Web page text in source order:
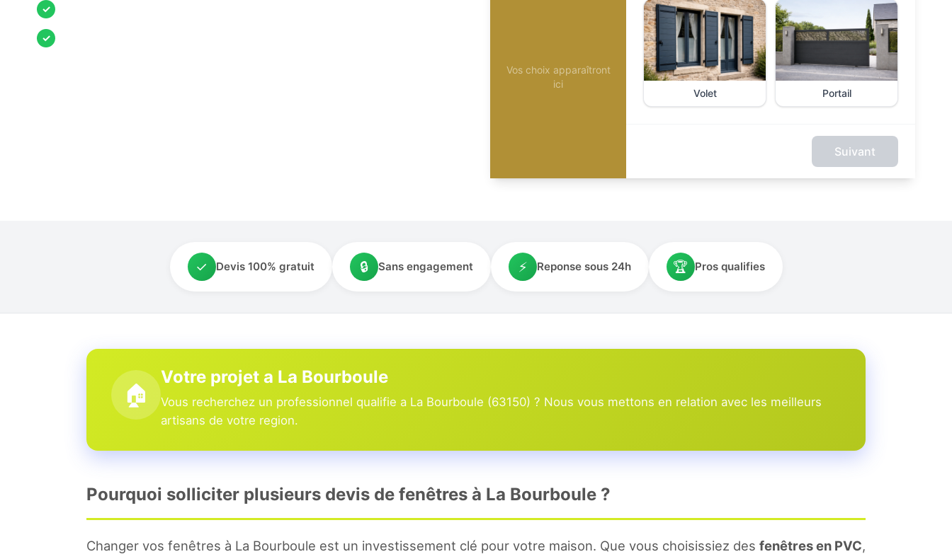
✓
✓
Vos choix apparaîtront
ici
Volet Portail
Suivant
✓ Devis 100% gratuit 🔒 Sans engagement ⚡ Reponse sous 24h 🏆 Pros qualifies
🏠
Votre projet a La Bourboule
Vous recherchez un professionnel qualifie a La Bourboule (63150) ? Nous vous mettons en relation avec les meilleurs
artisans de votre region.
Pourquoi solliciter plusieurs devis de fenêtres à La Bourboule ?
Changer vos fenêtres à La Bourboule est un investissement clé pour votre maison. Que vous choisissiez des fenêtres en PVC,